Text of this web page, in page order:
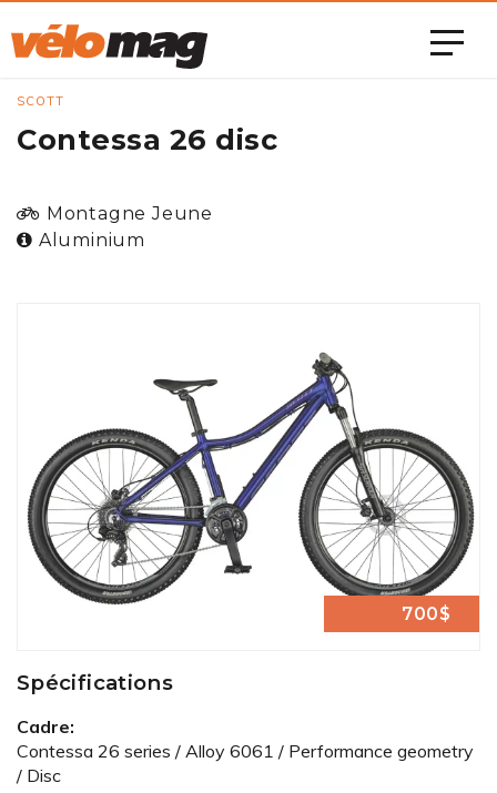
SCOTT
Contessa 26 disc
Montagne Jeune
Aluminium
700$
Spécifications
Cadre:
Contessa 26 series / Alloy 6061 / Performance geometry
/ Disc